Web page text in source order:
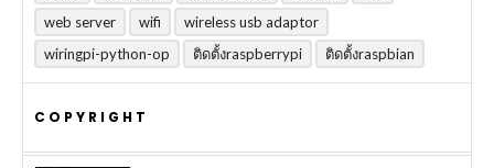
web server
wifi
wireless usb adaptor
wiringpi-python-op
ติดตั้งraspberrypi ติดตั้งraspbian
COPYRIGHT